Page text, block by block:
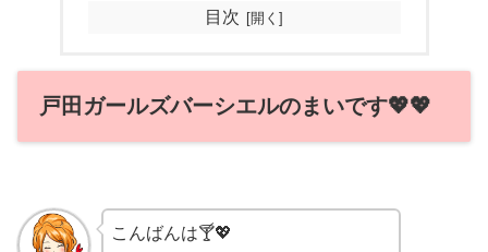
目次
戸田ガールズバーシエルのまいです💖💖
こんばんは🍸💖